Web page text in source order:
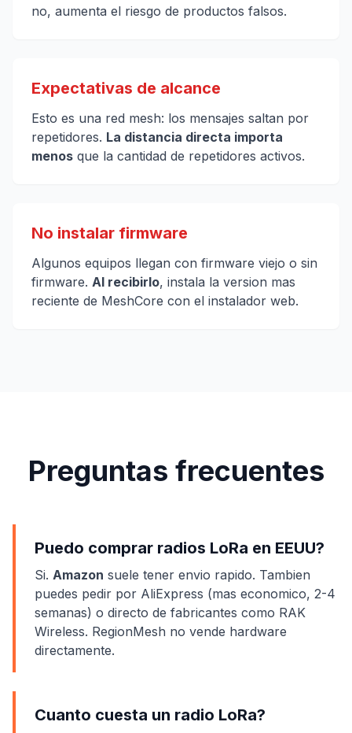
no, aumenta el riesgo de productos falsos.
Expectativas de alcance
Esto es una red mesh: los mensajes saltan por
repetidores. La distancia directa importa
menos que la cantidad de repetidores activos.
No instalar firmware
Algunos equipos llegan con firmware viejo o sin
firmware. Al recibirlo, instala la version mas
reciente de MeshCore con el instalador web.
Preguntas frecuentes
Puedo comprar radios LoRa en EEUU?
Si. Amazon suele tener envio rapido. Tambien
puedes pedir por AliExpress (mas economico, 2-4
semanas) o directo de fabricantes como RAK
Wireless. RegionMesh no vende hardware
directamente.
Cuanto cuesta un radio LoRa?